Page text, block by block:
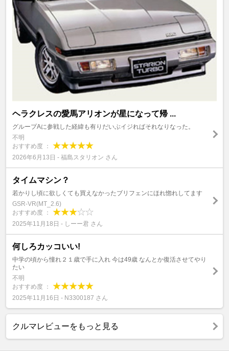
ヘラクレスの愛馬アリオンが星になって帰 ...
グループAに参戦した経緯も有りだいぶイジればそれなりなった。
不明
おすすめ度 ：
2026年6月13日 - 福島スタリオン さん
タイムマシン？
若かりし頃に欲しくても買えなかったブリフェンにほれ惚れしてます
GSR-VR(MT_2.6)
おすすめ度 ：
2025年11月18日 - しーー君 さん
何しろカッコいい!
中学の頃から憧れ２１歳で手に入れ 今は49歳 なんとか復活させてやり
たい
不明
おすすめ度 ：
2025年11月16日 - N3300187 さん
クルマレビューをもっと見る